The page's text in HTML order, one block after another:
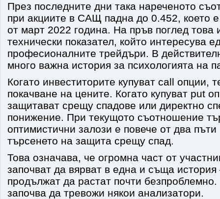
През последните дни така нареченото
при акциите в САЩ падна до 0.452, което
от март 2022 година. На пръв поглед това
технически показател, който интересува
професионалните трейдъри. В
много важна история за психологията на
Когато инвеститорите купуват call опции,
покачване на цените. Когато купуват put
защитават срещу спадове или директно
понижение. При текущото съотношение
оптимистични залози е повече от два пъти
търсенето на защита срещу спад.
Това означава, че огромна част от
започват да вярват в една и съща
продължат да растат почти
започва да тревожи някои анализатори.